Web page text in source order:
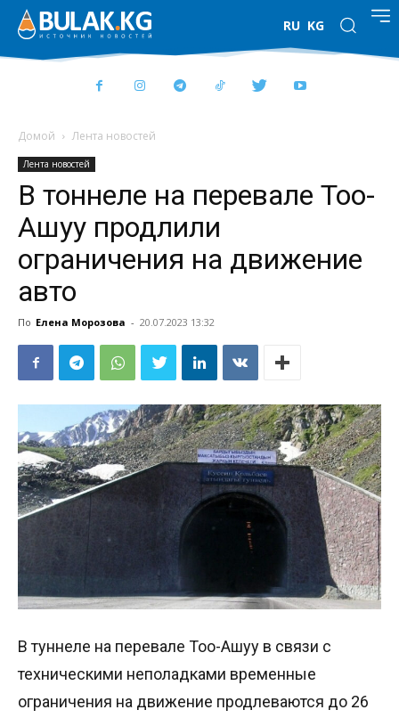
RU KG
Домой Лента новостей
Лента новостей
В тоннеле на перевале Тоо-
Ашуу продлили
ограничения на движение
авто
По Елена Морозова - 20.07.2023 13:32
В туннеле на перевале Тоо-Ашуу в связи с
техническими неполадками временные
ограничения на движение продлеваются до 26